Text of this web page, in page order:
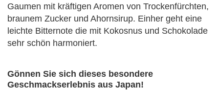
Gaumen mit kräftigen Aromen von Trockenfürchten,
braunem Zucker und Ahornsirup. Einher geht eine
leichte Bitternote die mit Kokosnus und Schokolade
sehr schön harmoniert.
Gönnen Sie sich dieses besondere
Geschmackserlebnis aus Japan!